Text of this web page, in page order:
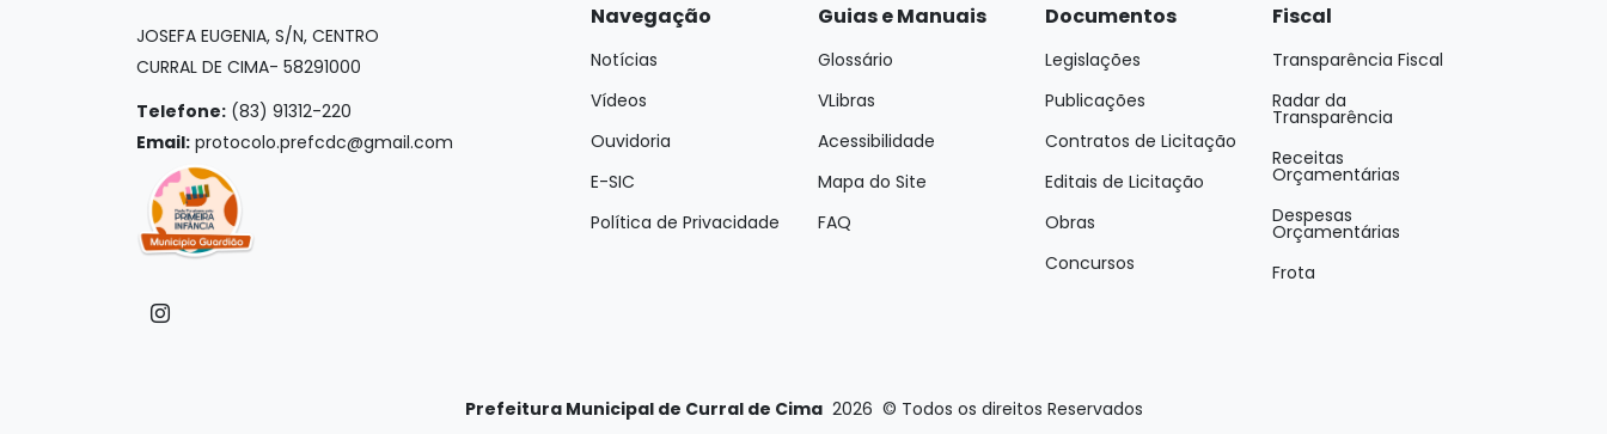
JOSEFA EUGENIA, S/N, CENTRO
CURRAL DE CIMA- 58291000
Telefone: (83) 91312-220
Email: protocolo.prefcdc@gmail.com
Navegação
Notícias
Vídeos
Ouvidoria
E-SIC
Política de Privacidade
Guias e Manuais
Glossário
VLibras
Acessibilidade
Mapa do Site
FAQ
Documentos
Legislações
Publicações
Contratos de Licitação
Editais de Licitação
Obras
Concursos
Fiscal
Transparência Fiscal
Radar da
Transparência
Receitas
Orçamentárias
Despesas
Orçamentárias
Frota
Prefeitura Municipal de Curral de Cima 2026 © Todos os direitos Reservados